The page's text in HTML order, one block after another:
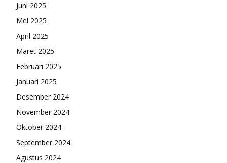
Juni 2025
Mei 2025
April 2025
Maret 2025
Februari 2025
Januari 2025
Desember 2024
November 2024
Oktober 2024
September 2024
Agustus 2024